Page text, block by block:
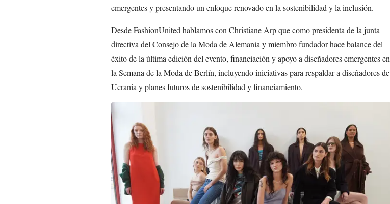
emergentes y presentando un enfoque renovado en la sostenibilidad y la inclusión.
Desde FashionUnited hablamos con Christiane Arp que como presidenta de la junta
directiva del Consejo de la Moda de Alemania y miembro fundador hace balance del
éxito de la última edición del evento, financiación y apoyo a diseñadores emergentes en
la Semana de la Moda de Berlín, incluyendo iniciativas para respaldar a diseñadores de
Ucrania y planes futuros de sostenibilidad y financiamiento.